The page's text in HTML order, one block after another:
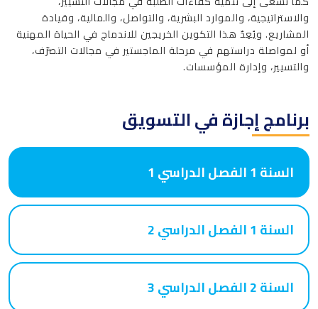
والاستراتيجية، والموارد البشرية، والتواصل، والمالية، وقيادة
المشاريع. ويُعِدّ هذا التكوين الخريجين للاندماج في الحياة المهنية
أو لمواصلة دراستهم في مرحلة الماجستير في مجالات التصرّف،
والتسيير، وإدارة المؤسسات.
برنامج إجازة في التسويق
السنة 1 الفصل الدراسي 1
السنة 1 الفصل الدراسي 2
السنة 2 الفصل الدراسي 3